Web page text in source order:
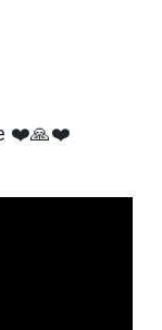
❤️🙏❤️